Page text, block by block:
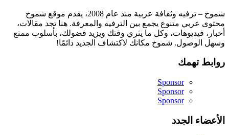
شموخ – ترفيه وثقافة عربية منذ عام 2008، يقدم موقع شموخ
محتوى عربي متنوع يجمع بين الترفيه والمعرفة. هنا تجد مقالات،
أخبار، فيديوهات، وكل ما يثري وقتك ويزيد فضولك، بأسلوب ممتع
وسهل الوصول. شموخ مكانك لاكتشاف الجديد دائمًا!
روابط تهمك
Sponsor
Sponsor
Sponsor
الأعضاء الجدد